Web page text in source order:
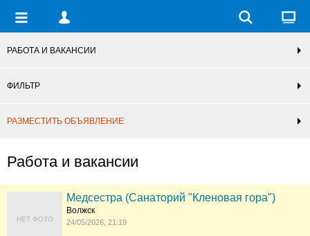
РАБОТА И ВАКАНСИИ
ФИЛЬТР
РАЗМЕСТИТЬ ОБЪЯВЛЕНИЕ
Работа и вакансии
НЕТ ФОТО
Медсестра (Санаторий "Кленовая гора")
Волжск
24/05/2026, 21:19